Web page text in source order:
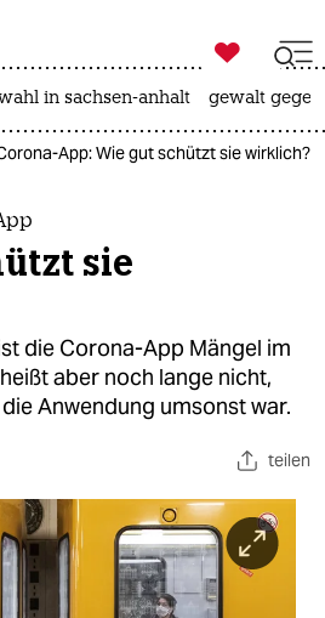
zahl ich
ich

taz zahl ich
in sachsen-anhalt gewalt
App: Wie gut schützt sie wirklich?
sie
die Corona-App Mängel im
aber noch lange nicht,
Anwendung umsonst war.
teilen